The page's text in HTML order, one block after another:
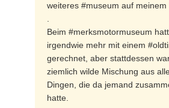
weiteres #museum auf meinem
Beim #merksmotormuseum
irgendwie mehr mit einem
gerechnet, aber stattdessen
ziemlich wilde Mischung aus
Dingen, die da jemand
hatte.